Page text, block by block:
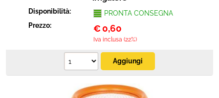
Disponibilità:
PRONTA CONSEGNA
Prezzo:
€ 0,60
Iva inclusa (22%)